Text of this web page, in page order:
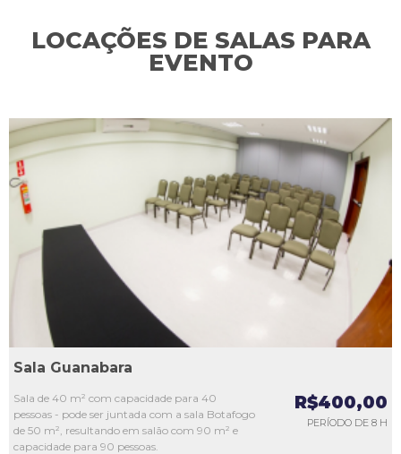
LOCAÇÕES DE SALAS PARA
EVENTO
L4
L5
Sala Guanabara
Sala de 40 m² com capacidade para 40
pessoas - pode ser juntada com a sala Botafogo
de 50 m², resultando em salão com 90 m² e
capacidade para 90 pessoas.
R$400,00
PERÍODO DE 8 H